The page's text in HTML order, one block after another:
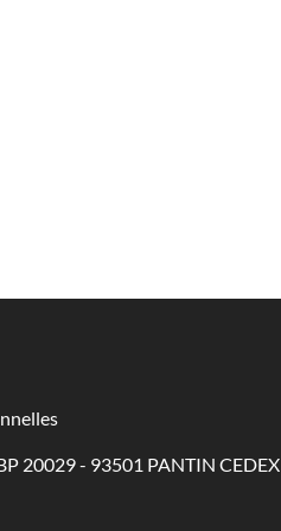
20029 - 93501 PANTIN CEDEX